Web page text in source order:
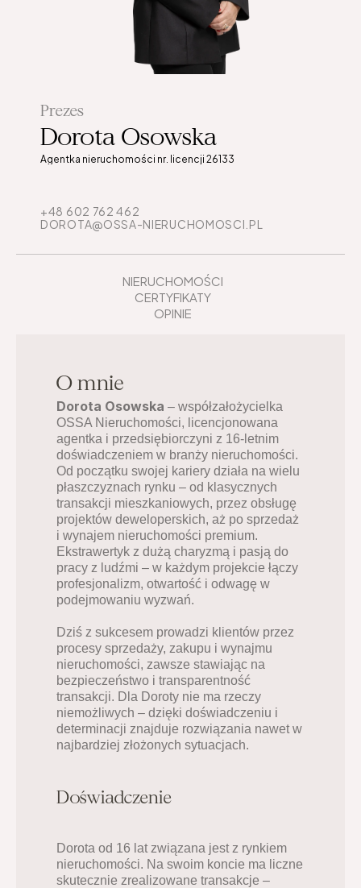
Prezes
Dorota Osowska
Agentka nieruchomości nr. licencji 26133
+48 602 762 462
DOROTA@OSSA-NIERUCHOMOSCI.PL
NIERUCHOMOŚCI
CERTYFIKATY
OPINIE
O mnie
Dorota Osowska – współzałożycielka
OSSA Nieruchomości, licencjonowana
agentka i przedsiębiorczyni z 16-letnim
doświadczeniem w branży nieruchomości.
Od początku swojej kariery działa na wielu
płaszczyznach rynku – od klasycznych
transakcji mieszkaniowych, przez obsługę
projektów deweloperskich, aż po sprzedaż
i wynajem nieruchomości premium.
Ekstrawertyk z dużą charyzmą i pasją do
pracy z ludźmi – w każdym projekcie łączy
profesjonalizm, otwartość i odwagę w
podejmowaniu wyzwań.
Dziś z sukcesem prowadzi klientów przez
procesy sprzedaży, zakupu i wynajmu
nieruchomości, zawsze stawiając na
bezpieczeństwo i transparentność
transakcji. Dla Doroty nie ma rzeczy
niemożliwych – dzięki doświadczeniu i
determinacji znajduje rozwiązania nawet w
najbardziej złożonych sytuacjach.
Doświadczenie
Dorota od 16 lat związana jest z rynkiem
nieruchomości. Na swoim koncie ma liczne
skutecznie zrealizowane transakcje –